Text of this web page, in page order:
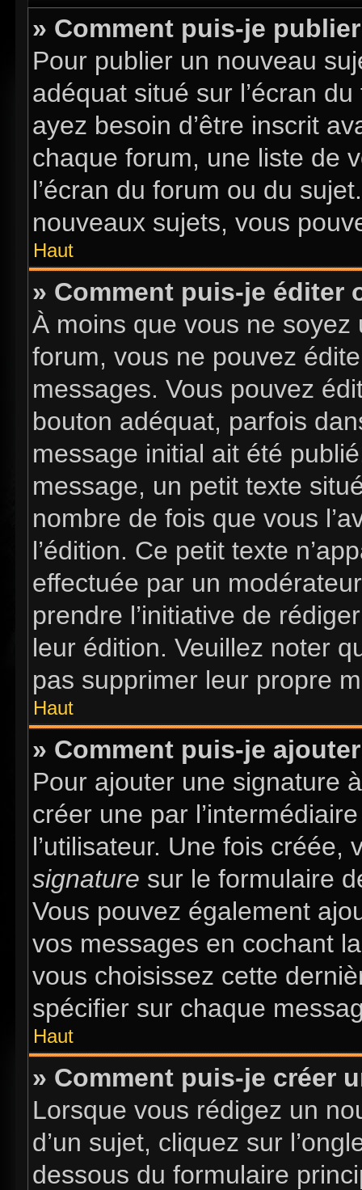
» Comment puis-je
Pour publier un nouveau
adéquat situé sur l’écran
ayez besoin d’être inscrit
chaque forum, une liste de
l’écran du forum ou du
nouveaux sujets, vous
Haut
» Comment puis-je éditer
À moins que vous ne
forum, vous ne pouvez
messages. Vous pouvez
bouton adéquat, parfois
message initial ait été
message, un petit texte
nombre de fois que vous
l’édition. Ce petit texte
effectuée par un
prendre l’initiative de
leur édition. Veuillez noter
pas supprimer leur propre
Haut
» Comment puis-je
Pour ajouter une signature
créer une par
l’utilisateur. Une fois
signature sur le formulaire
Vous pouvez également
vos messages en cochant
vous choisissez cette
spécifier sur chaque
Haut
» Comment puis-je créer
Lorsque vous rédigez un
d’un sujet, cliquez sur
dessous du formulaire